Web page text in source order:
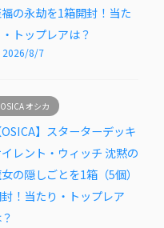
の永劫を1箱開封！当た
・トップレアは？
2026/8/7
OSICA オシカ
OSICA】スターターデッキ
レント・ウィッチ 沈黙の
の隠しごとを1箱（5個）
！当たり・トップレア